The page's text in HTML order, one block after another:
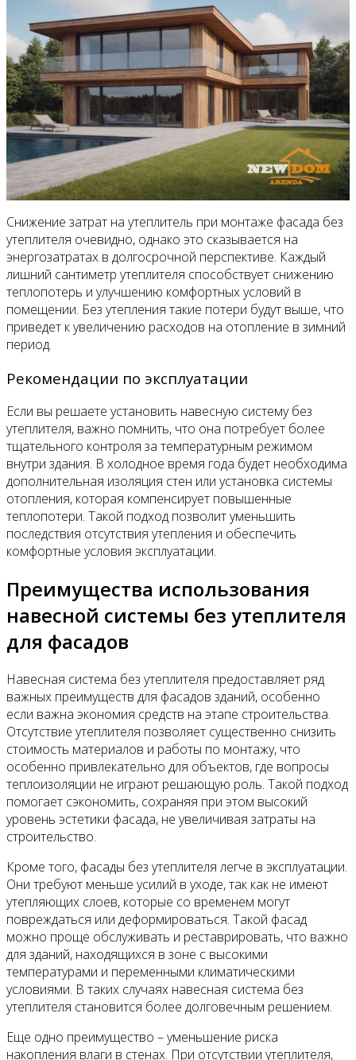
Снижение затрат на утеплитель при монтаже фасада без
утеплителя очевидно, однако это сказывается на
энергозатратах в долгосрочной перспективе. Каждый
лишний сантиметр утеплителя способствует снижению
теплопотерь и улучшению комфортных условий в
помещении. Без утепления такие потери будут выше, что
приведет к увеличению расходов на отопление в зимний
период.
Рекомендации по эксплуатации
Если вы решаете установить навесную систему без
утеплителя, важно помнить, что она потребует более
тщательного контроля за температурным режимом
внутри здания. В холодное время года будет необходима
дополнительная изоляция стен или установка системы
отопления, которая компенсирует повышенные
теплопотери. Такой подход позволит уменьшить
последствия отсутствия утепления и обеспечить
комфортные условия эксплуатации.
Преимущества использования
навесной системы без утеплителя
для фасадов
Навесная система без утеплителя предоставляет ряд
важных преимуществ для фасадов зданий, особенно
если важна экономия средств на этапе строительства.
Отсутствие утеплителя позволяет существенно снизить
стоимость материалов и работы по монтажу, что
особенно привлекательно для объектов, где вопросы
теплоизоляции не играют решающую роль. Такой подход
помогает сэкономить, сохраняя при этом высокий
уровень эстетики фасада, не увеличивая затраты на
строительство.
Кроме того, фасады без утеплителя легче в эксплуатации.
Они требуют меньше усилий в уходе, так как не имеют
утепляющих слоев, которые со временем могут
повреждаться или деформироваться. Такой фасад
можно проще обслуживать и реставрировать, что важно
для зданий, находящихся в зоне с высокими
температурами и переменными климатическими
условиями. В таких случаях навесная система без
утеплителя становится более долговечным решением.
Еще одно преимущество – уменьшение риска
накопления влаги в стенах. При отсутствии утеплителя,